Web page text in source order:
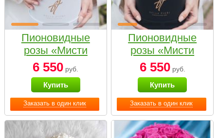
Заказать в один клик
Пионовидные
розы «Мисти
бабблс» в белой
коробке Small
6 550 руб.
Купить
Заказать в один клик
Пионовидные
розы «Мисти
бабблс» в
черной коробке
Small
6 550руб.
Купить